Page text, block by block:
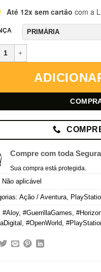
Até 12x sem cartão com a
Zero Dawn: Complete
Compre com toda
Sua compra está protegida.
Não aplicável
Ação / Aventura
#Aloy, #GuerrillaGames
#OpenWorld